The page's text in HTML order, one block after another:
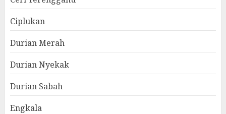
Ciplukan
Durian Merah
Durian Nyekak
Durian Sabah
Engkala